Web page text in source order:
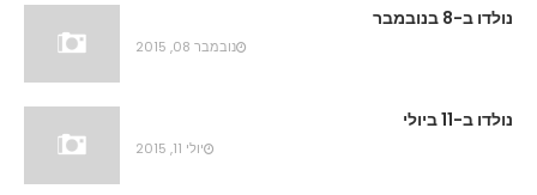
נולדו ב-8 בנובמבר
נובמבר 08, 2015
נולדו ב-11 ביולי
יולי 11, 2015